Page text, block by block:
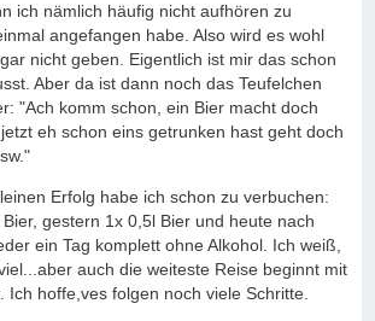
ich nämlich häufig nicht aufhören zu
angefangen habe. Also wird es wohl
nicht geben. Eigentlich ist mir das schon
Aber da ist dann noch das Teufelchen
"Ach komm schon, ein Bier macht doch
eh schon eins getrunken hast geht doch
Erfolg habe ich schon zu verbuchen:
gestern 1x 0,5l Bier und heute nach
ein Tag komplett ohne Alkohol. Ich weiß,
auch die weiteste Reise beginnt mit
Ich hoffe,ves folgen noch viele Schritte.